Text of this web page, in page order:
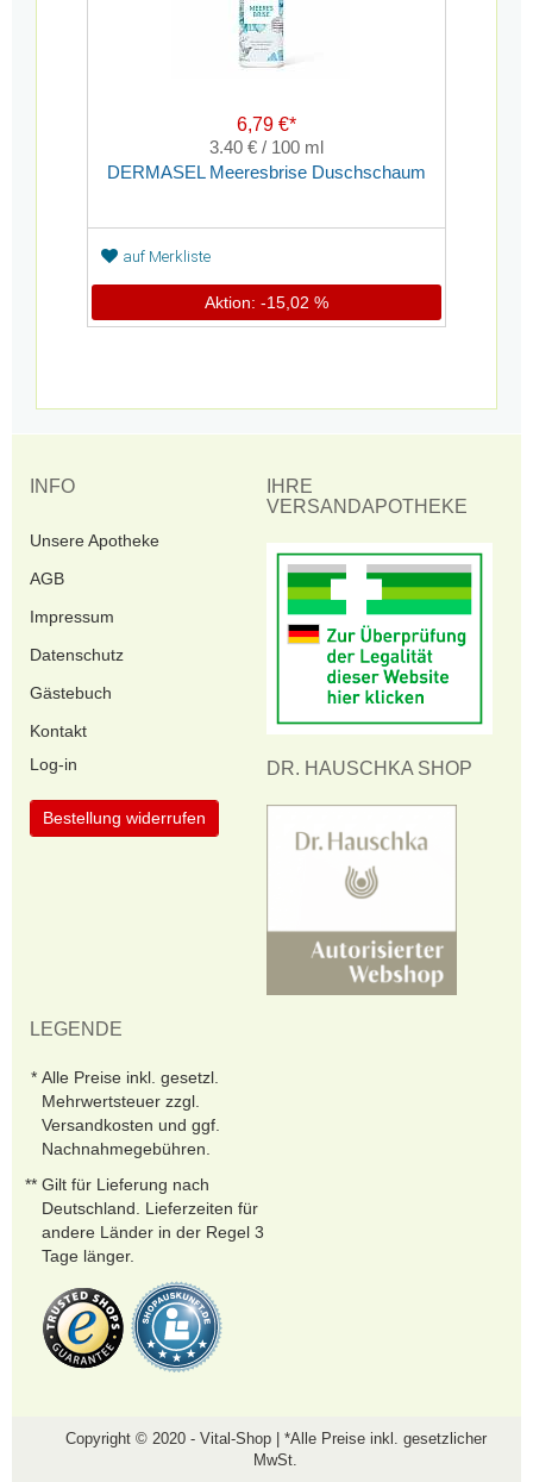
6,79 €*
3.40 € / 100 ml
DERMASEL Meeresbrise Duschschaum
auf Merkliste
Aktion: -15,02 %
INFO
Unsere Apotheke
AGB
Impressum
Datenschutz
Gästebuch
Kontakt
Log-in
Bestellung widerrufen
IHRE
VERSANDAPOTHEKE
DR. HAUSCHKA SHOP
LEGENDE
Alle Preise inkl. gesetzl.
Mehrwertsteuer zzgl.
Versandkosten und ggf.
Nachnahmegebühren.
Gilt für Lieferung nach
Deutschland. Lieferzeiten für
andere Länder in der Regel 3
Tage länger.
Copyright © 2020 - Vital-Shop | *Alle Preise inkl. gesetzlicher
MwSt.